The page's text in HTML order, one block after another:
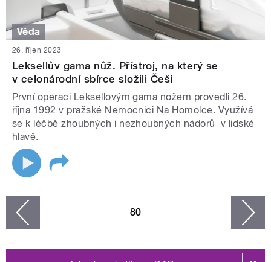
Věda
26. říjen 2023
Leksellův gama nůž. Přístroj, na který se
v celonárodní sbírce složili Češi
První operaci Leksellovým gama nožem provedli 26.
října 1992 v pražské Nemocnici Na Homolce. Využívá
se k léčbě zhoubných i nezhoubných nádorů v lidské
hlavě.
80